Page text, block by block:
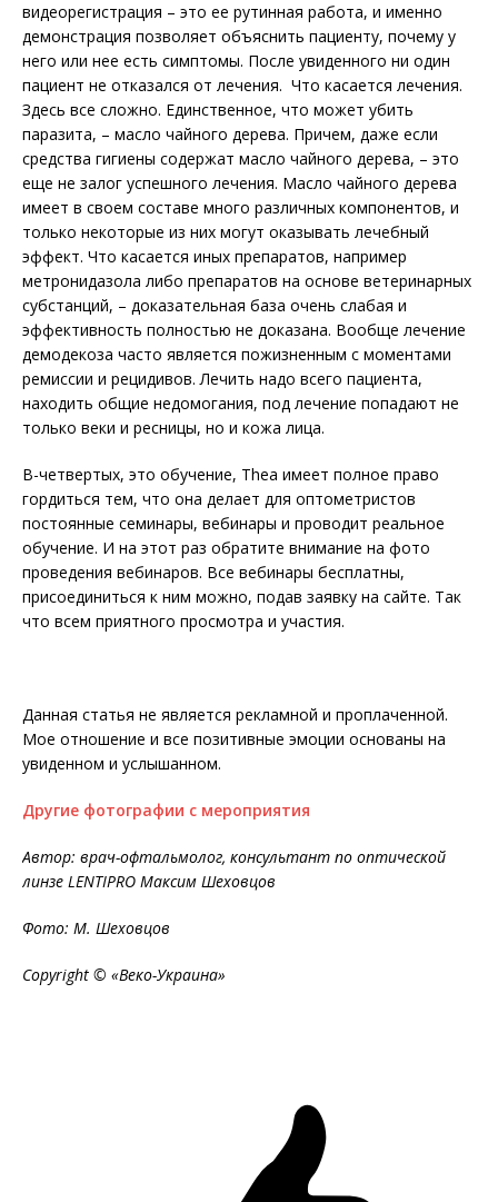
видеорегистрация – это ее рутинная работа, и именно
демонстрация позволяет объяснить пациенту, почему у
него или нее есть симптомы. После увиденного ни один
пациент не отказался от лечения. Что касается лечения.
Здесь все сложно. Единственное, что может убить
паразита, – масло чайного дерева. Причем, даже если
средства гигиены содержат масло чайного дерева, – это
еще не залог успешного лечения. Масло чайного дерева
имеет в своем составе много различных компонентов, и
только некоторые из них могут оказывать лечебный
эффект. Что касается иных препаратов, например
метронидазола либо препаратов на основе ветеринарных
субстанций, – доказательная база очень слабая и
эффективность полностью не доказана. Вообще лечение
демодекоза часто является пожизненным с моментами
ремиссии и рецидивов. Лечить надо всего пациента,
находить общие недомогания, под лечение попадают не
только веки и ресницы, но и кожа лица.
В-четвертых, это обучение, Thea имеет полное право
гордиться тем, что она делает для оптометристов
постоянные семинары, вебинары и проводит реальное
обучение. И на этот раз обратите внимание на фото
проведения вебинаров. Все вебинары бесплатны,
присоединиться к ним можно, подав заявку на сайте. Так
что всем приятного просмотра и участия.
Данная статья не является рекламной и проплаченной.
Мое отношение и все позитивные эмоции основаны на
увиденном и услышанном.
Другие фотографии с мероприятия
Автор: врач-офтальмолог, консультант по оптической
линзе LENTIPRO Максим Шеховцов
Фото: М. Шеховцов
Copyright © «Веко-Украина»